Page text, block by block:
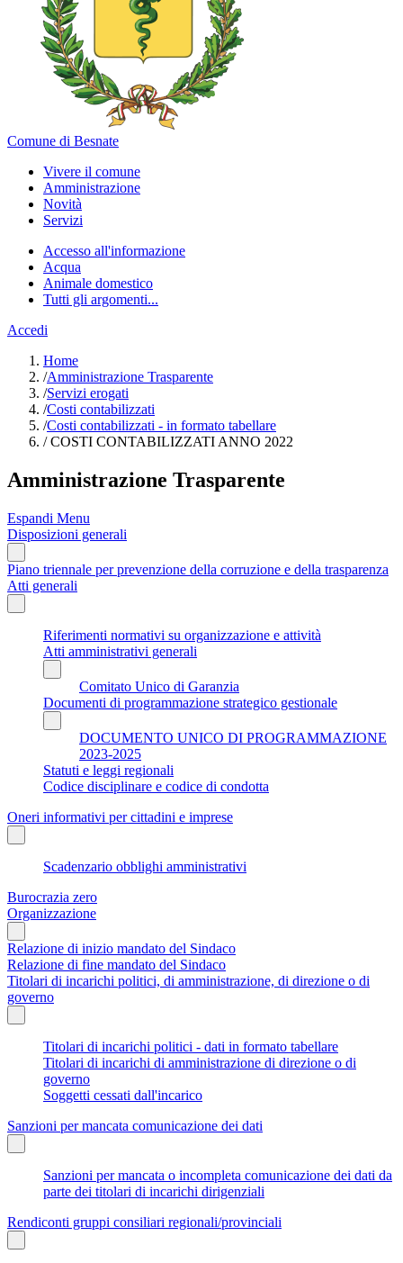
Comune di Besnate
Vivere il comune
Amministrazione
Novità
Servizi
Accesso all'informazione
Acqua
Animale domestico
Tutti gli argomenti...
Accedi
Home
/Amministrazione Trasparente
/Servizi erogati
/Costi contabilizzati
/Costi contabilizzati - in formato tabellare
/COSTI CONTABILIZZATI ANNO 2022
Amministrazione Trasparente
Espandi Menu
Disposizioni generali
Piano triennale per prevenzione della corruzione e della trasparenza
Atti generali
Riferimenti normativi su organizzazione e attività
Atti amministrativi generali
Comitato Unico di Garanzia
Documenti di programmazione strategico gestionale
DOCUMENTO UNICO DI PROGRAMMAZIONE
2023-2025
Statuti e leggi regionali
Codice disciplinare e codice di condotta
Oneri informativi per cittadini e imprese
Scadenzario obblighi amministrativi
Burocrazia zero
Organizzazione
Relazione di inizio mandato del Sindaco
Relazione di fine mandato del Sindaco
Titolari di incarichi politici, di amministrazione, di direzione o di
governo
Titolari di incarichi politici - dati in formato tabellare
Titolari di incarichi di amministrazione di direzione o di
governo
Soggetti cessati dall'incarico
Sanzioni per mancata comunicazione dei dati
Sanzioni per mancata o incompleta comunicazione dei dati da
parte dei titolari di incarichi dirigenziali
Rendiconti gruppi consiliari regionali/provinciali